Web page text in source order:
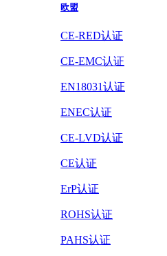
欧盟
CE-RED认证
CE-EMC认证
EN18031认证
ENEC认证
CE-LVD认证
CE认证
ErP认证
ROHS认证
PAHS认证